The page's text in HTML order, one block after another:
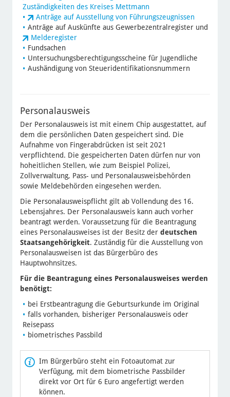
Zuständigkeiten des Kreises Mettmann
Anträge auf Ausstellung von Führungszeugnissen
Anträge auf Auskünfte aus Gewerbezentralregister und
Melderegister
Fundsachen
Untersuchungsberechtigungsscheine für Jugendliche
Aushändigung von Steueridentifikationsnummern
Personalausweis
Der Personalausweis ist mit einem Chip ausgestattet, auf
dem die persönlichen Daten gespeichert sind. Die
Aufnahme von Fingerabdrücken ist seit 2021
verpflichtend. Die gespeicherten Daten dürfen nur von
hoheitlichen Stellen, wie zum Beispiel Polizei,
Zollverwaltung, Pass- und Personalausweisbehörden
sowie Meldebehörden eingesehen werden.
Die Personalausweispflicht gilt ab Vollendung des 16.
Lebensjahres. Der Personalausweis kann auch vorher
beantragt werden. Voraussetzung für die Beantragung
eines Personalausweises ist der Besitz der deutschen
Staatsangehörigkeit. Zuständig für die Ausstellung von
Personalausweisen ist das Bürgerbüro des
Hauptwohnsitzes.
Für die Beantragung eines Personalausweises werden
benötigt:
bei Erstbeantragung die Geburtsurkunde im Original
falls vorhanden, bisheriger Personalausweis oder
Reisepass
biometrisches Passbild
Im Bürgerbüro steht ein Fotoautomat zur
Verfügung, mit dem biometrische Passbilder
direkt vor Ort für 6 Euro angefertigt werden
können.